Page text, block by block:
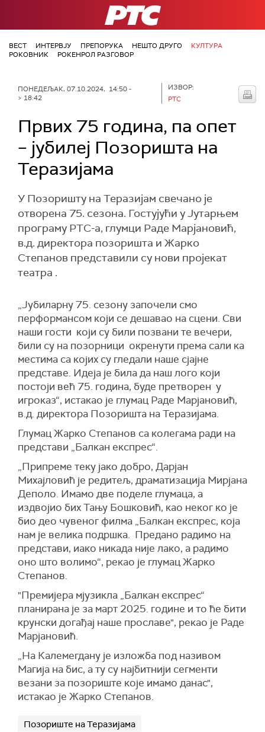
РТС
ВЕСТ ИНТЕРВЈУ ПРЕПОРУКА НЕШТО ДРУГО
КУЛТУРА
РОКОВНИК
РОКЕНРОЛ РАЗГОВОР
ПОНЕДЕЉАК, 07.10.2024, 14:50 -
> 18:42
ИЗВОР:
РТС
Првих 75 година, па опет
– јубилеј Позоришта на
Теразијама
У Позоришту на Теразијам свечано је
отворена 75. сезона. Гостујући у Јутарњем
програму РТС-а, глумци Раде Марјановић,
в.д. директора позоришта и Жарко
Степанов представили су нови пројекат
театра .
„Јубиларну 75. сезону започели смо
перформансом који се дешавао на сцени. Сви
наши гости који су били позвани те вечери,
били су на позорници окренути према сали ка
местима са којих су гледали наше сјајне
представе. Идеја је била да наш лого који
постоји већ 75. година, буде претворен у
игроказ“, истакао је глумац Раде Марјановић,
в.д. директора Позоришта на Теразијама.
Глумац Жарко Степанов са колегама ради на
представи „Балкан експрес“.
„Припреме теку јако добро, Дарјан
Михајловић је редитељ, драматизација Мирјана
Деполо. Имамо две поделе глумаца, а
издвојио бих Тању Бошковић, као неког ко је
био део чувеног филма „Балкан експрес, која
нам је велика подршка. Предано радимо на
представи, иако никада није лако, а радимо
оно што волимо“, рекао је глумац Жарко
Степанов.
"Премијера мјузикла „Балкан експрес“
планирана је за март 2025. године и то ће бити
крунски догађај наше прославе", рекао је Раде
Марјановић.
„На Калемегдану је изложба под називом
Магија на бис, а ту су најбитнији сегменти
везани за позориште које имамо данас",
истакао је Жарко Степанов.
Позориште на Теразијама